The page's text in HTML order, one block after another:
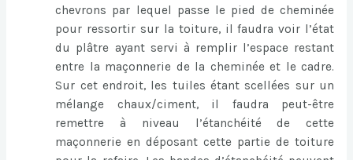
chevrons par lequel passe le pied de cheminée
pour ressortir sur la toiture, il faudra voir l’état
du plâtre ayant servi à remplir l’espace restant
entre la maçonnerie de la cheminée et le cadre.
Sur cet endroit, les tuiles étant scellées sur un
mélange chaux/ciment, il faudra peut-être
remettre à niveau l’étanchéité de cette
maçonnerie en déposant cette partie de toiture